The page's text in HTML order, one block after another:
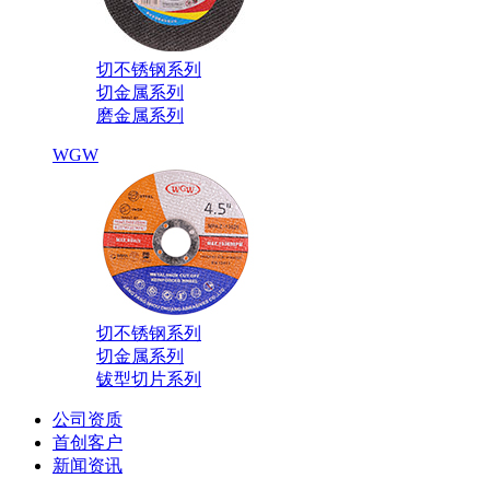
切不锈钢系列
切金属系列
磨金属系列
WGW
切不锈钢系列
切金属系列
钹型切片系列
公司资质
首创客户
新闻资讯